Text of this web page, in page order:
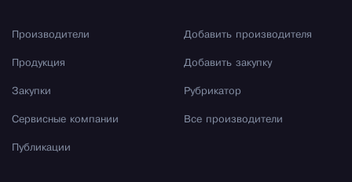
Производители
Продукция
Закупки
Сервисные компании
Публикации
Добавить производителя
Добавить закупку
Рубрикатор
Все производители